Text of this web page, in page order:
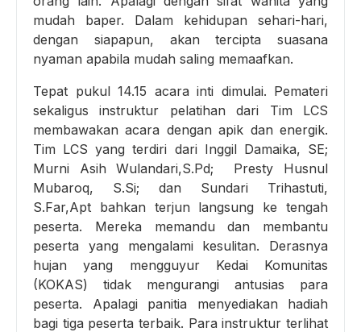
mudah baper. Dalam kehidupan sehari-hari,
dengan siapapun, akan tercipta suasana
nyaman apabila mudah saling memaafkan.
Tepat pukul 14.15 acara inti dimulai. Pemateri
sekaligus instruktur pelatihan dari Tim LCS
membawakan acara dengan apik dan energik.
Tim LCS yang terdiri dari Inggil Damaika, SE;
Murni Asih Wulandari,S.Pd; Presty Husnul
Mubaroq, S.Si; dan Sundari Trihastuti,
S.Far,Apt bahkan terjun langsung ke tengah
peserta. Mereka memandu dan membantu
peserta yang mengalami kesulitan. Derasnya
hujan yang mengguyur Kedai Komunitas
(KOKAS) tidak mengurangi antusias para
peserta. Apalagi panitia menyediakan hadiah
bagi tiga peserta terbaik. Para instruktur terlihat